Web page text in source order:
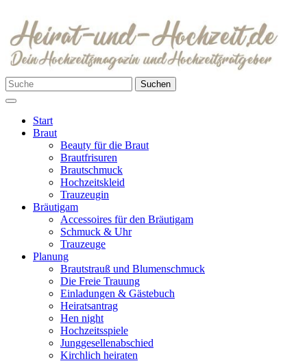
Inhalt
springen
Suchen
nach:
Suchen
Menü
Start
Braut
Beauty für die Braut
Brautfrisuren
Brautschmuck
Hochzeitskleid
Trauzeugin
Bräutigam
Accessoires für den Bräutigam
Schmuck & Uhr
Trauzeuge
Planung
Brautstrauß und Blumenschmuck
Die Freie Trauung
Einladungen & Gästebuch
Heiratsantrag
Hen night
Hochzeitsspiele
Junggesellenabschied
Kirchlich heiraten